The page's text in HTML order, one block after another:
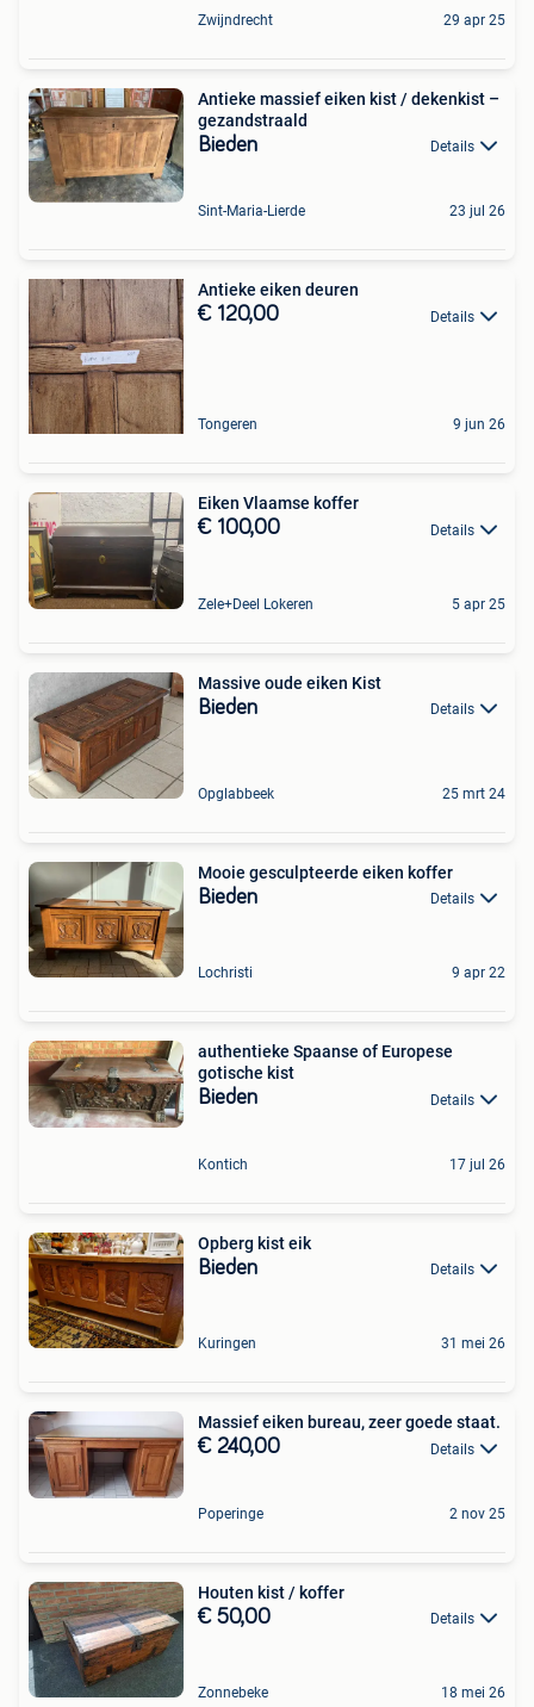
Zwijndrecht 29 apr 25
Antieke massief eiken kist / dekenkist –
gezandstraald
Bieden Details
Sint-Maria-Lierde 23 jul 26
Antieke eiken deuren
€ 120,00 Details
Tongeren 9 jun 26
Eiken Vlaamse koffer
€ 100,00 Details
Zele+Deel Lokeren 5 apr 25
Massive oude eiken Kist
Bieden Details
Opglabbeek 25 mrt 24
Mooie gesculpteerde eiken koffer
Bieden Details
Lochristi 9 apr 22
authentieke Spaanse of Europese
gotische kist
Bieden Details
Kontich 17 jul 26
Opberg kist eik
Bieden Details
Kuringen 31 mei 26
Massief eiken bureau, zeer goede staat.
€ 240,00 Details
Poperinge 2 nov 25
Houten kist / koffer
€ 50,00 Details
Zonnebeke 18 mei 26